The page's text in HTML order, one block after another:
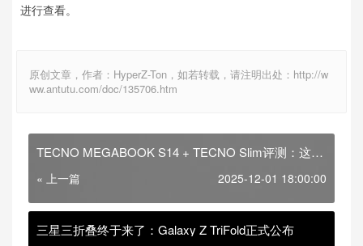
进行查看。
原创文章，作者：HyperZ-Ton，如若转载，请注明出处：http://w
ww.antutu.com/doc/135706.htm
TECNO MEGABOOK S14 + TECNO Slim评测：这也
« 上一篇 2025-12-01 18:00:00
三星三折叠终于来了：Galaxy Z TriFold正式公布